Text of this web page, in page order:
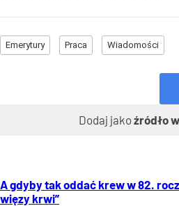
Emerytury Praca Wiadomości
Dodaj jakoźródło
A gdyby tak oddać krew w 82.
więzy krwi”